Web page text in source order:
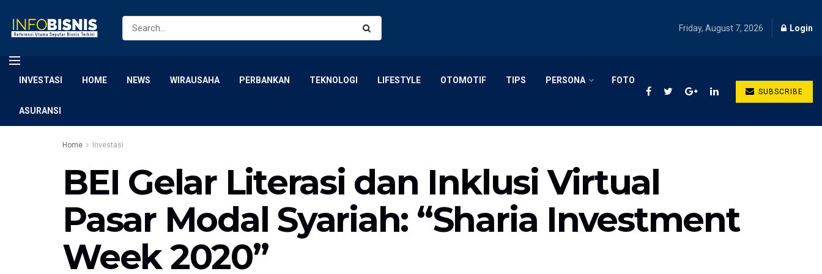
Friday, August 7, 2026 Login
INVESTASI HOME NEWS WIRAUSAHA PERBANKAN TEKNOLOGI LIFESTYLE OTOMOTIF TIPS PERSONA FOTO
ASURANSI
SUBSCRIBE
Home Investasi
BEI Gelar Literasi dan Inklusi Virtual
Pasar Modal Syariah: “Sharia Investment
Week 2020”